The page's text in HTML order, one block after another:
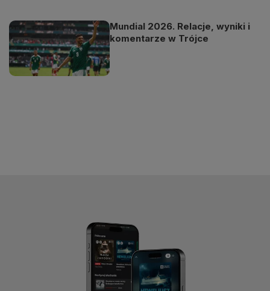
Mundial 2026. Relacje, wyniki i
komentarze w Trójce